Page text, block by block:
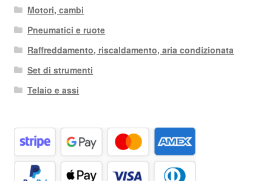
Motori, cambi
Pneumatici e ruote
Raffreddamento, riscaldamento, aria condizionata
Set di strumenti
Telaio e assi